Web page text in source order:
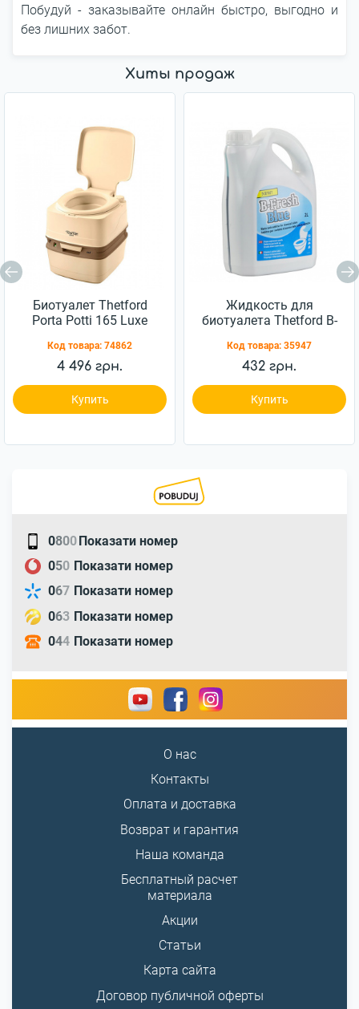
Побудуй - заказывайте онлайн быстро, выгодно и
без лишних забот.
Хиты продаж
Биотуалет Thetford
Porta Potti 165 Luxe
(8710315024555)
Код товара: 74862
4 496 грн.
Купить
Жидкость для
биотуалета Thetford B-
Код товара: 35947
432 грн.
Купить
0800Показати номер
050 Показати номер
067 Показати номер
063 Показати номер
044 Показати номер
О нас
Контакты
Оплата и доставка
Возврат и гарантия
Наша команда
Бесплатный расчет
материала
Акции
Статьи
Карта сайта
Договор публичной оферты